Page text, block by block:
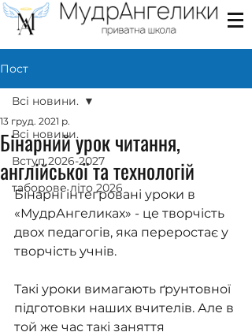
Пост
Всі новини.
Вступ 2026-2027
таборове літо 2026
Всі новини.
Бінарний урок читання,
англійської та технологій
13 груд. 2021 р.
Бінарні інтегровані уроки в
«МудрАнгеликах» - це творчість
двох педагогів, яка переростає у
творчість учнів.
Такі уроки вимагають ґрунтовної
підготовки наших вчителів. Але в
той же час такі заняття